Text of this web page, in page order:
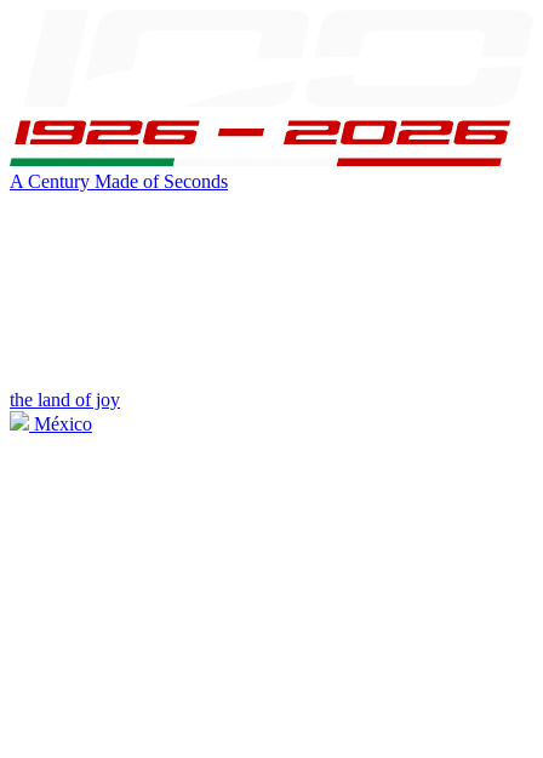
A Century Made of Seconds
the land of joy
México